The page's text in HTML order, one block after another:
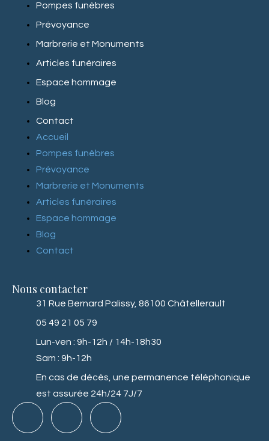
Pompes funèbres
Prévoyance
Marbrerie et Monuments
Articles funéraires
Espace hommage
Blog
Contact
Accueil
Pompes funèbres
Prévoyance
Marbrerie et Monuments
Articles funéraires
Espace hommage
Blog
Contact
Nous contacter
31 Rue Bernard Palissy, 86100 Châtellerault
05 49 21 05 79
Lun-ven : 9h-12h / 14h-18h30
Sam : 9h-12h
En cas de décès, une permanence téléphonique
est assurée 24h/24 7J/7